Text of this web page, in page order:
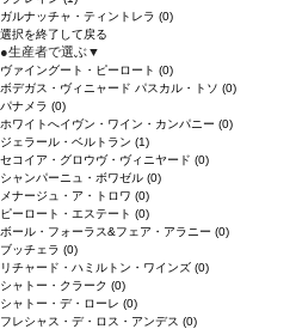
ガルナッチャ・ティントレラ (0)
選択を終了して戻る
●生産者で選ぶ▼
ヴァイングート・ピーロート (0)
ボデガス・ヴィニャード パスカル・トソ (0)
パナメラ (0)
ホワイトへイヴン・ワイン・カンパニー (0)
ジェラール・ベルトラン (1)
セコイア・グロウヴ・ヴィニヤード (0)
シャンパーニュ・ボワゼル (0)
メナージュ・ア・トロワ (0)
ピーロート・エステート (0)
ボール・フォーラス&フェア・アラニー (0)
ブッチェラ (0)
リチャード・ハミルトン・ワインズ (0)
シャトー・クラーク (0)
シャトー・デ・ローレ (0)
フレシャス・デ・ロス・アンデス (0)